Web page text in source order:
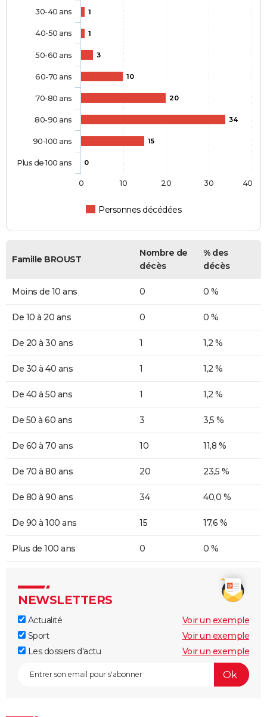
1
1
3
10
20
34
15
0
Personnes décédées
30-40 ans
40-50 ans
50-60 ans
60-70 ans
70-80 ans
80-90 ans
90-100 ans
Plus de 100 ans
0 10 20 30 40
Famille BROUST
Nombre de
décès
% des
décès
Moins de 10 ans 0 0 %
De 10 à 20 ans 0 0 %
De 20 à 30 ans 1 1,2 %
De 30 à 40 ans 1 1,2 %
De 40 à 50 ans 1 1,2 %
De 50 à 60 ans 3 3,5 %
De 60 à 70 ans 10 11,8 %
De 70 à 80 ans 20 23,5 %
De 80 à 90 ans 34 40,0 %
De 90 à 100 ans 15 17,6 %
Plus de 100 ans 0 0 %
NEWSLETTERS
Actualité
Voir un exemple
Sport
Voir un exemple
Les dossiers d'actu
Voir un exemple